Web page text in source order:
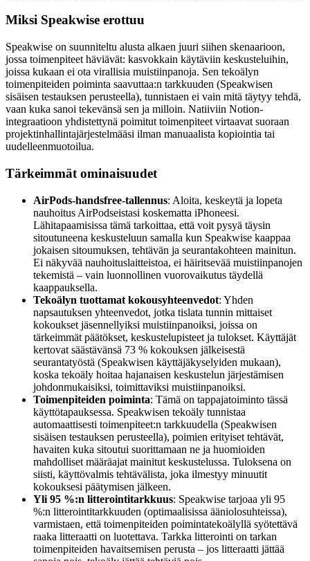
Miksi Speakwise erottuu
Speakwise on suunniteltu alusta alkaen juuri siihen skenaarioon,
jossa toimenpiteet häviävät: kasvokkain käytäviin keskusteluihin,
joissa kukaan ei ota virallisia muistiinpanoja. Sen tekoälyn
toimenpiteiden poiminta saavuttaa:n tarkkuuden (Speakwisen
sisäisen testauksen perusteella), tunnistaen ei vain mitä täytyy tehdä,
vaan kuka sanoi tekevänsä sen ja milloin. Natiiviin Notion-
integraatioon yhdistettynä poimitut toimenpiteet virtaavat suoraan
projektinhallintajärjestelmääsi ilman manuaalista kopiointia tai
uudelleenmuotoilua.
Tärkeimmät ominaisuudet
AirPods-handsfree-tallennus: Aloita, keskeytä ja lopeta
nauhoitus AirPodseistasi koskematta iPhoneesi.
Lähitapaamisissa tämä tarkoittaa, että voit pysyä täysin
sitoutuneena keskusteluun samalla kun Speakwise kaappaa
jokaisen sitoumuksen, tehtävän ja seurantakohteen mainitun.
Ei näkyvää nauhoituslaitteistoa, ei häiritsevää muistiinpanojen
tekemistä – vain luonnollinen vuorovaikutus täydellä
kaappauksella.
Tekoälyn tuottamat kokousyhteenvedot: Yhden
napsautuksen yhteenvedot, jotka tislata tunnin mittaiset
kokoukset jäsennellyiksi muistiinpanoiksi, joissa on
tärkeimmät päätökset, keskustelupisteet ja tulokset. Käyttäjät
kertovat säästävänsä 73 % kokouksen jälkeisestä
seurantatyöstä (Speakwisen käyttäjäkyselyiden mukaan),
koska tekoäly hoitaa hajanaisen keskustelun järjestämisen
johdonmukaisiksi, toimittaviksi muistiinpanoiksi.
Toimenpiteiden poiminta: Tämä on tappajatoiminto tässä
käyttötapauksessa. Speakwisen tekoäly tunnistaa
automaattisesti toimenpiteet:n tarkkuudella (Speakwisen
sisäisen testauksen perusteella), poimien erityiset tehtävät,
havaiten kuka sitoutui suorittamaan ne ja huomioiden
mahdolliset määräajat mainitut keskustelussa. Tuloksena on
siisti, käyttövalmis tehtävälista, joka ilmestyy minuutit
kokouksesi päätymisen jälkeen.
Yli 95 %:n litterointitarkkuus: Speakwise tarjoaa yli 95
%:n litterointitarkkuuden (optimaalisissa ääniolosuhteissa),
varmistaen, että toimenpiteiden poimintatekoälyllä syötettävä
raaka litteraatti on luotettava. Tarkka litterointi on tarkan
toimenpiteiden havaitsemisen perusta – jos litteraatti jättää